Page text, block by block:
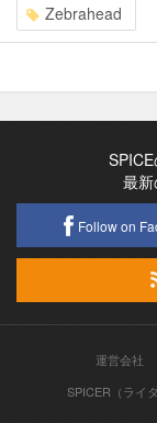
Zebrahead
最
Follow on
運営会社
SPICER（ライ